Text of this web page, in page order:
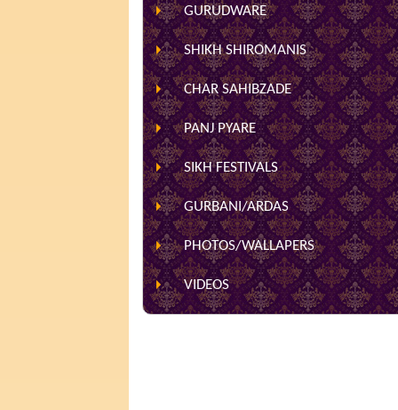
GURUDWARE
SHIKH SHIROMANIS
CHAR SAHIBZADE
PANJ PYARE
SIKH FESTIVALS
GURBANI/ARDAS
PHOTOS/WALLAPERS
VIDEOS